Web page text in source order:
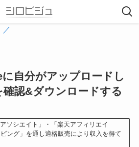
／
に自分がアップロードし
確認&ダウンロードする
ソシエイト」・「楽天アフィリエイ
ング」を通し適格販売により収入を得て